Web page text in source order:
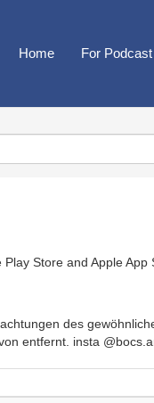
Home For
Play Store and Apple App
des
entfernt. insta